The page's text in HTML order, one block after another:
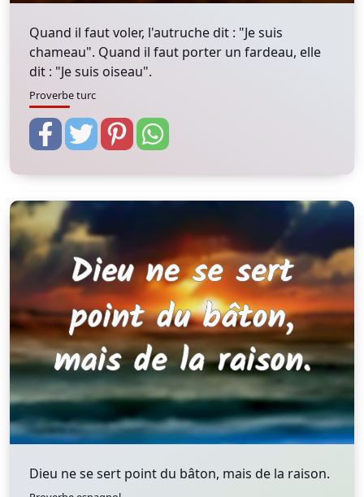
Quand il faut voler, l'autruche dit : "Je suis
chameau". Quand il faut porter un fardeau, elle
dit : "Je suis oiseau".
Proverbe turc
Dieu ne se sert point du bâton, mais de la raison.